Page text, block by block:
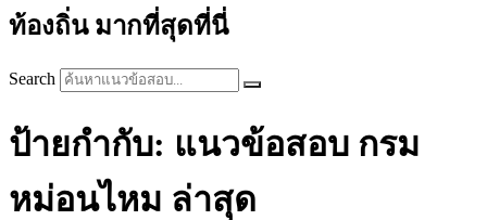
ท้องถิ่น มากที่สุดที่นี่
Search
ป้ายกำกับ: แนวข้อสอบ กรม
หม่อนไหม ล่าสุด